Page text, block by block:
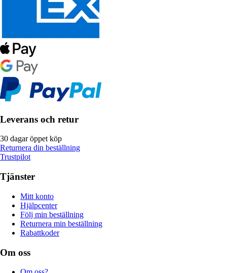
Leverans och retur
30 dagar öppet köp
Returnera din beställning
Trustpilot
Tjänster
Mitt konto
Hjälpcenter
Följ min beställning
Returnera min beställning
Rabattkoder
Om oss